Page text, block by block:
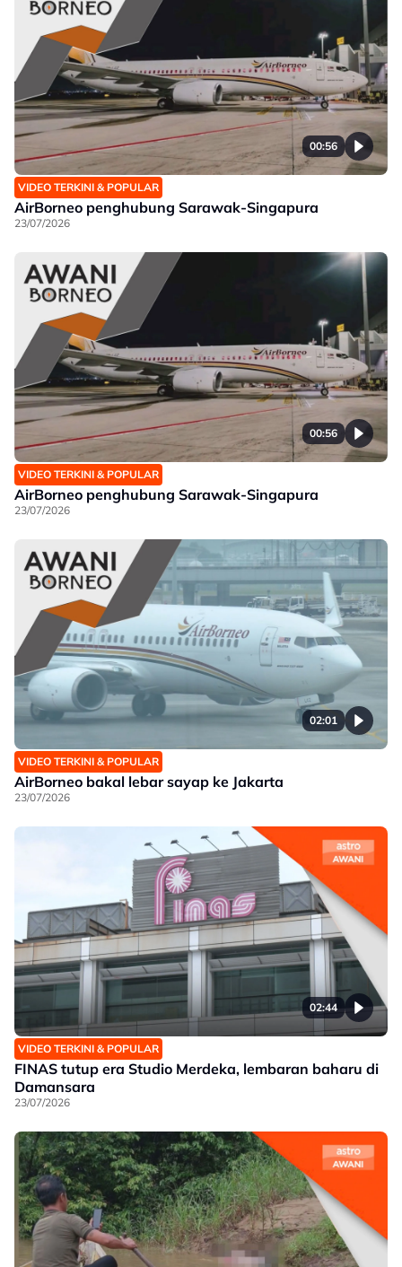
00:56
VIDEO TERKINI & POPULAR
AirBorneo penghubung Sarawak-Singapura
23/07/2026
00:56
VIDEO TERKINI & POPULAR
AirBorneo penghubung Sarawak-Singapura
23/07/2026
02:01
VIDEO TERKINI & POPULAR
AirBorneo bakal lebar sayap ke Jakarta
23/07/2026
02:44
VIDEO TERKINI & POPULAR
FINAS tutup era Studio Merdeka, lembaran baharu di
Damansara
23/07/2026